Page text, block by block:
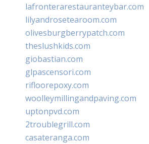
lafronterarestauranteybar.com
lilyandrosetearoom.com
olivesburgberrypatch.com
theslushkids.com
giobastian.com
glpascensori.com
rifloorepoxy.com
woolleymillingandpaving.com
uptonpvd.com
2troublegrill.com
casateranga.com